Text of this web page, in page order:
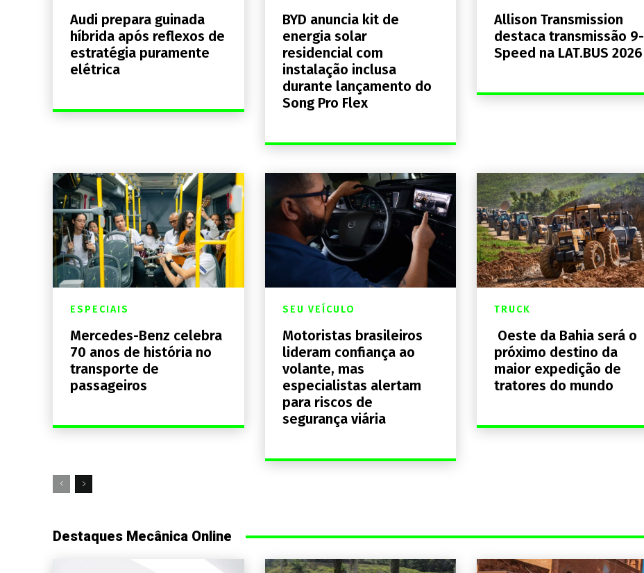
Audi prepara guinada
híbrida após reflexos de
estratégia puramente
elétrica
BYD anuncia kit de
energia solar
residencial com
instalação inclusa
durante lançamento do
Song Pro Flex
Allison Transmission
destaca transmissão 9-
Speed na LAT.BUS 2026
ESPECIAIS
Mercedes-Benz celebra
70 anos de história no
transporte de
passageiros
SEU VEÍCULO
Motoristas brasileiros
lideram confiança ao
volante, mas
especialistas alertam
para riscos de
segurança viária
TRUCK
Oeste da Bahia será o
próximo destino da
maior expedição de
tratores do mundo
Destaques Mecânica Online